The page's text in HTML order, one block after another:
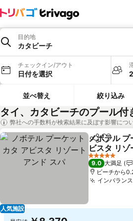
目的地
カタビーチ
チェックイン/アウト
日付を選択
並べ替え 絞り込み
タイ、カタビーチのプール付
弊社への手数料が検索結果に及ぼす影響につ
人気施設
シェアお気に
ノボテル
ビスタ リ
5 ホテルのランク
9.0 大満足
ビーチから
インバラン